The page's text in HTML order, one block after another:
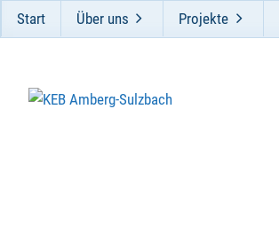
Start Über uns Projekte